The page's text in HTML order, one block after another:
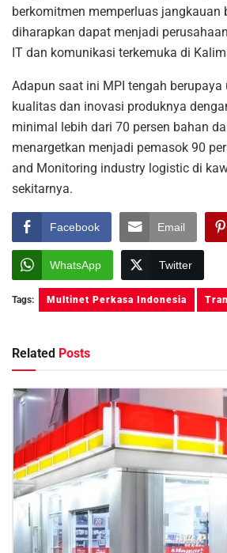
berkomitmen memperluas jangkauan
diharapkan dapat menjadi
IT dan komunikasi terkemuka di
Adapun saat ini MPI tengah
kualitas dan inovasi produknya
minimal lebih dari 70 persen bahan
menargetkan menjadi pemasok 90
and Monitoring industry logistic di
sekitarnya.
Facebook Email
WhatsApp Twitter
Tags: Multinet Perkasa Indonesia
Related Posts